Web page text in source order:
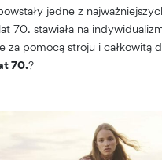
jedne z
70. stawiała na
za pomocą stroju i całkowitą
70.?